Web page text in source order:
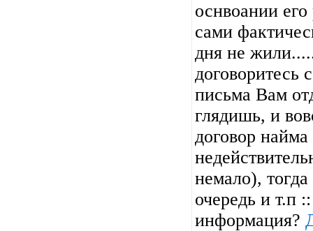
оснвоании его
сами
дня не
договоритесь
письма Вам
глядишь, и
договор
немало),
очередь и т.п
информация?